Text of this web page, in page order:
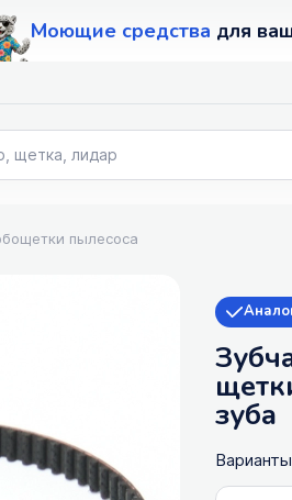
Моющие средства для
пылесоса
зуба